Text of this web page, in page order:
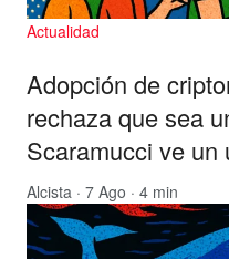
Actualidad
Adopción de
rechaza que sea
Scaramucci ve un
Alcista · 7 Ago · 4 min